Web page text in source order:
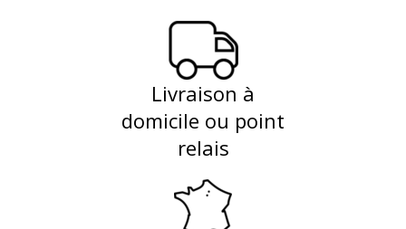
Livraison à
domicile ou point
relais